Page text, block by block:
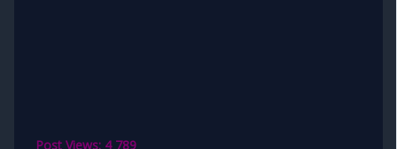
Post Views: 4 789